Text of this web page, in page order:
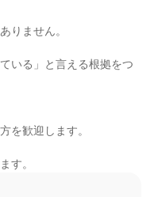
りません。
いる」と言える根拠をつ
を歓迎します。
す。